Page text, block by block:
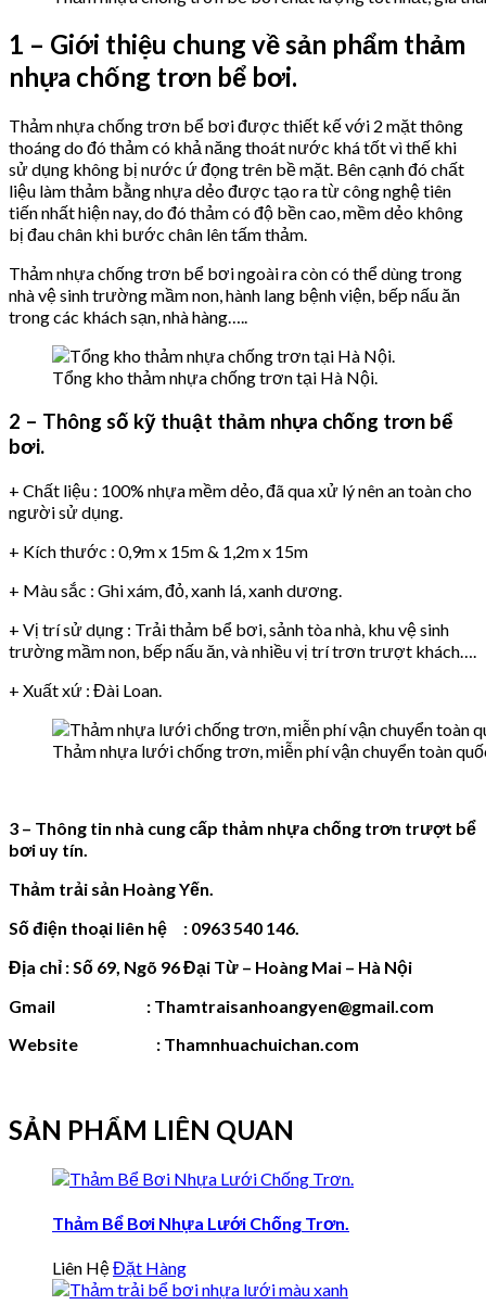
1 – Giới thiệu chung về sản phẩm thảm
nhựa chống trơn bể bơi.
Thảm nhựa chống trơn bể bơi được thiết kế với 2 mặt thông
thoáng do đó thảm có khả năng thoát nước khá tốt vì thế khi
sử dụng không bị nước ứ đọng trên bề mặt. Bên cạnh đó chất
liệu làm thảm bằng nhựa dẻo được tạo ra từ công nghệ tiên
tiến nhất hiện nay, do đó thảm có độ bền cao, mềm dẻo không
bị đau chân khi bước chân lên tấm thảm.
Thảm nhựa chống trơn bể bơi ngoài ra còn có thể dùng trong
nhà vệ sinh trường mầm non, hành lang bệnh viện, bếp nấu ăn
trong các khách sạn, nhà hàng…..
Tổng kho thảm nhựa chống trơn tại Hà Nội.
2 – Thông số kỹ thuật thảm nhựa chống trơn bể
bơi.
+ Chất liệu : 100% nhựa mềm dẻo, đã qua xử lý nên an toàn cho
người sử dụng.
+ Kích thước : 0,9m x 15m & 1,2m x 15m
+ Màu sắc : Ghi xám, đỏ, xanh lá, xanh dương.
+ Vị trí sử dụng : Trải thảm bể bơi, sảnh tòa nhà, khu vệ sinh
trường mầm non, bếp nấu ăn, và nhiều vị trí trơn trượt khách….
+ Xuất xứ : Đài Loan.
Thảm nhựa lưới chống trơn, miễn phí vận chuyển toàn
3 – Thông tin nhà cung cấp thảm nhựa chống trơn trượt bể
bơi uy tín.
Thảm trải sản Hoàng Yến.
Số điện thoại liên hệ : 0963 540 146.
Địa chỉ : Số 69, Ngõ 96 Đại Từ – Hoàng Mai – Hà Nội
Gmail : Thamtraisanhoangyen@gmail.com
Website : Thamnhuachuichan.com
SẢN PHẨM LIÊN QUAN
Thảm Bể Bơi Nhựa Lưới Chống Trơn.
Liên HệĐặt Hàng